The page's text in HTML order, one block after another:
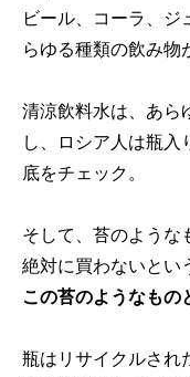
ビール、コーラ、
らゆる種類の飲み物
清涼飲料水は、あら
し、ロシア人は瓶
底をチェック。
そして、苔のような
絶対に買わないとい
この苔のようなもの
瓶はリサイクルされ